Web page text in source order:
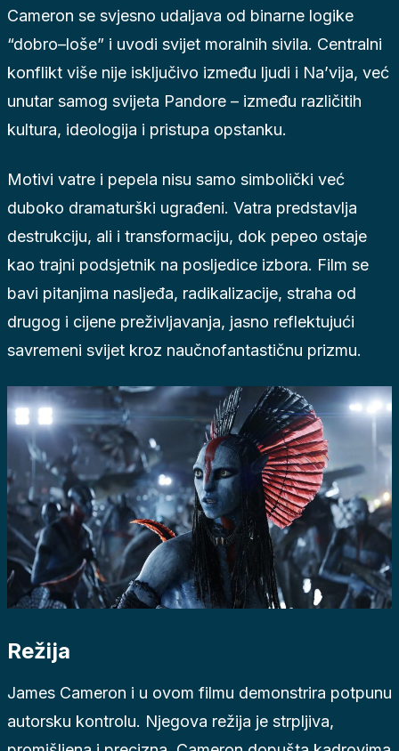
Cameron se svjesno udaljava od binarne logike
“dobro–loše” i uvodi svijet moralnih sivila. Centralni
konflikt više nije isključivo između ljudi i Na’vija, već
unutar samog svijeta Pandore – između različitih
kultura, ideologija i pristupa opstanku.
Motivi vatre i pepela nisu samo simbolički već
duboko dramaturški ugrađeni. Vatra predstavlja
destrukciju, ali i transformaciju, dok pepeo ostaje
kao trajni podsjetnik na posljedice izbora. Film se
bavi pitanjima nasljeđa, radikalizacije, straha od
drugog i cijene preživljavanja, jasno reflektujući
savremeni svijet kroz naučnofantastičnu prizmu.
Režija
James Cameron i u ovom filmu demonstrira potpunu
autorsku kontrolu. Njegova režija je strpljiva,